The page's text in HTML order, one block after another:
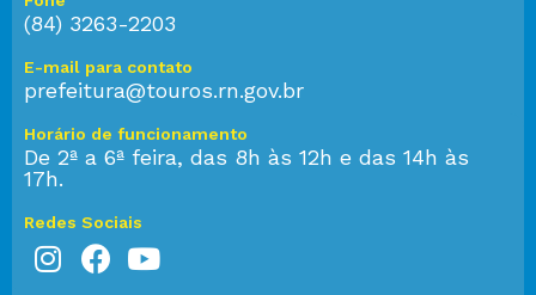
(84) 3263-2203
E-mail para contato
prefeitura@touros.rn.gov.br
Horário de funcionamento
De 2ª a 6ª feira, das 8h às 12h e das 14h às
17h.
Redes Sociais